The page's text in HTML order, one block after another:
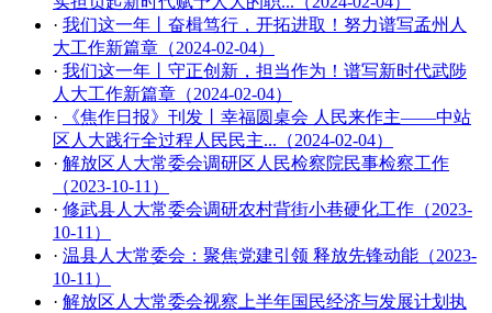
· 我们这一年丨奋楫笃行，开拓进取！努力谱写孟州人
大工作新篇章（2024-02-04）
· 我们这一年丨守正创新，担当作为！谱写新时代武陟
人大工作新篇章（2024-02-04）
·
《焦作日报》刊发丨幸福圆桌会 人民来作主——中站
区人大践行全过程人民民主...（2024-02-04）
· 解放区人大常委会调研区人民检察院民事检察工作
（2023-10-11）
· 修武县人大常委会调研农村背街小巷硬化工作（2023-
10-11）
· 温县人大常委会：聚焦党建引领 释放先锋动能（2023-
10-11）
· 解放区人大常委会视察上半年国民经济与发展计划执